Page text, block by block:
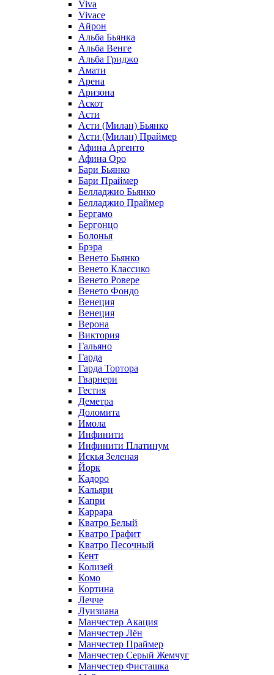
Viva
Vivace
Айрон
Альба Бьянка
Альба Венге
Альба Гриджо
Амати
Арена
Аризона
Аскот
Асти
Асти (Милан) Бьянко
Асти (Милан) Праймер
Афина Аргенто
Афина Оро
Бари Бьянко
Бари Праймер
Белладжио Бьянко
Белладжио Праймер
Бергамо
Бергонцо
Болонья
Брэра
Венето Бьянко
Венето Классико
Венето Ровере
Венето Фондо
Венеция
Венеция
Верона
Виктория
Гальяно
Гарда
Гарда Тортора
Гварнери
Гестия
Деметра
Доломита
Имола
Инфинити
Инфинити Платинум
Искья Зеленая
Йорк
Кадоро
Кальяри
Капри
Каррара
Кватро Белый
Кватро Графит
Кватро Песочный
Кент
Колизей
Комо
Кортина
Лечче
Луизиана
Манчестер Акация
Манчестер Лён
Манчестер Праймер
Манчестер Серый Жемчуг
Манчестер Фисташка